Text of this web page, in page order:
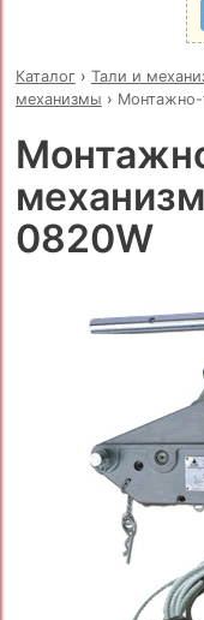
Каталог› Тали и
механизмы › Монтажно-
0820W